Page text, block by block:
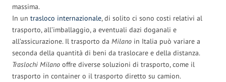
massima.
In un trasloco internazionale, di solito ci sono costi relativi al
trasporto, all’imballaggio, a eventuali dazi doganali e
all’assicurazione. Il trasporto da Milano in Italia può variare a
seconda della quantità di beni da traslocare e della distanza.
Traslochi Milano offre diverse soluzioni di trasporto, come il
trasporto in container o il trasporto diretto su camion.